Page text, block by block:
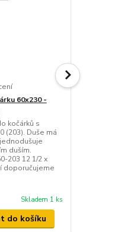
60x230 -
kočárků s
(203). Duše má
duším.
203 12 1/2 x
doporučujeme
Skladem 1 ks
do košíku